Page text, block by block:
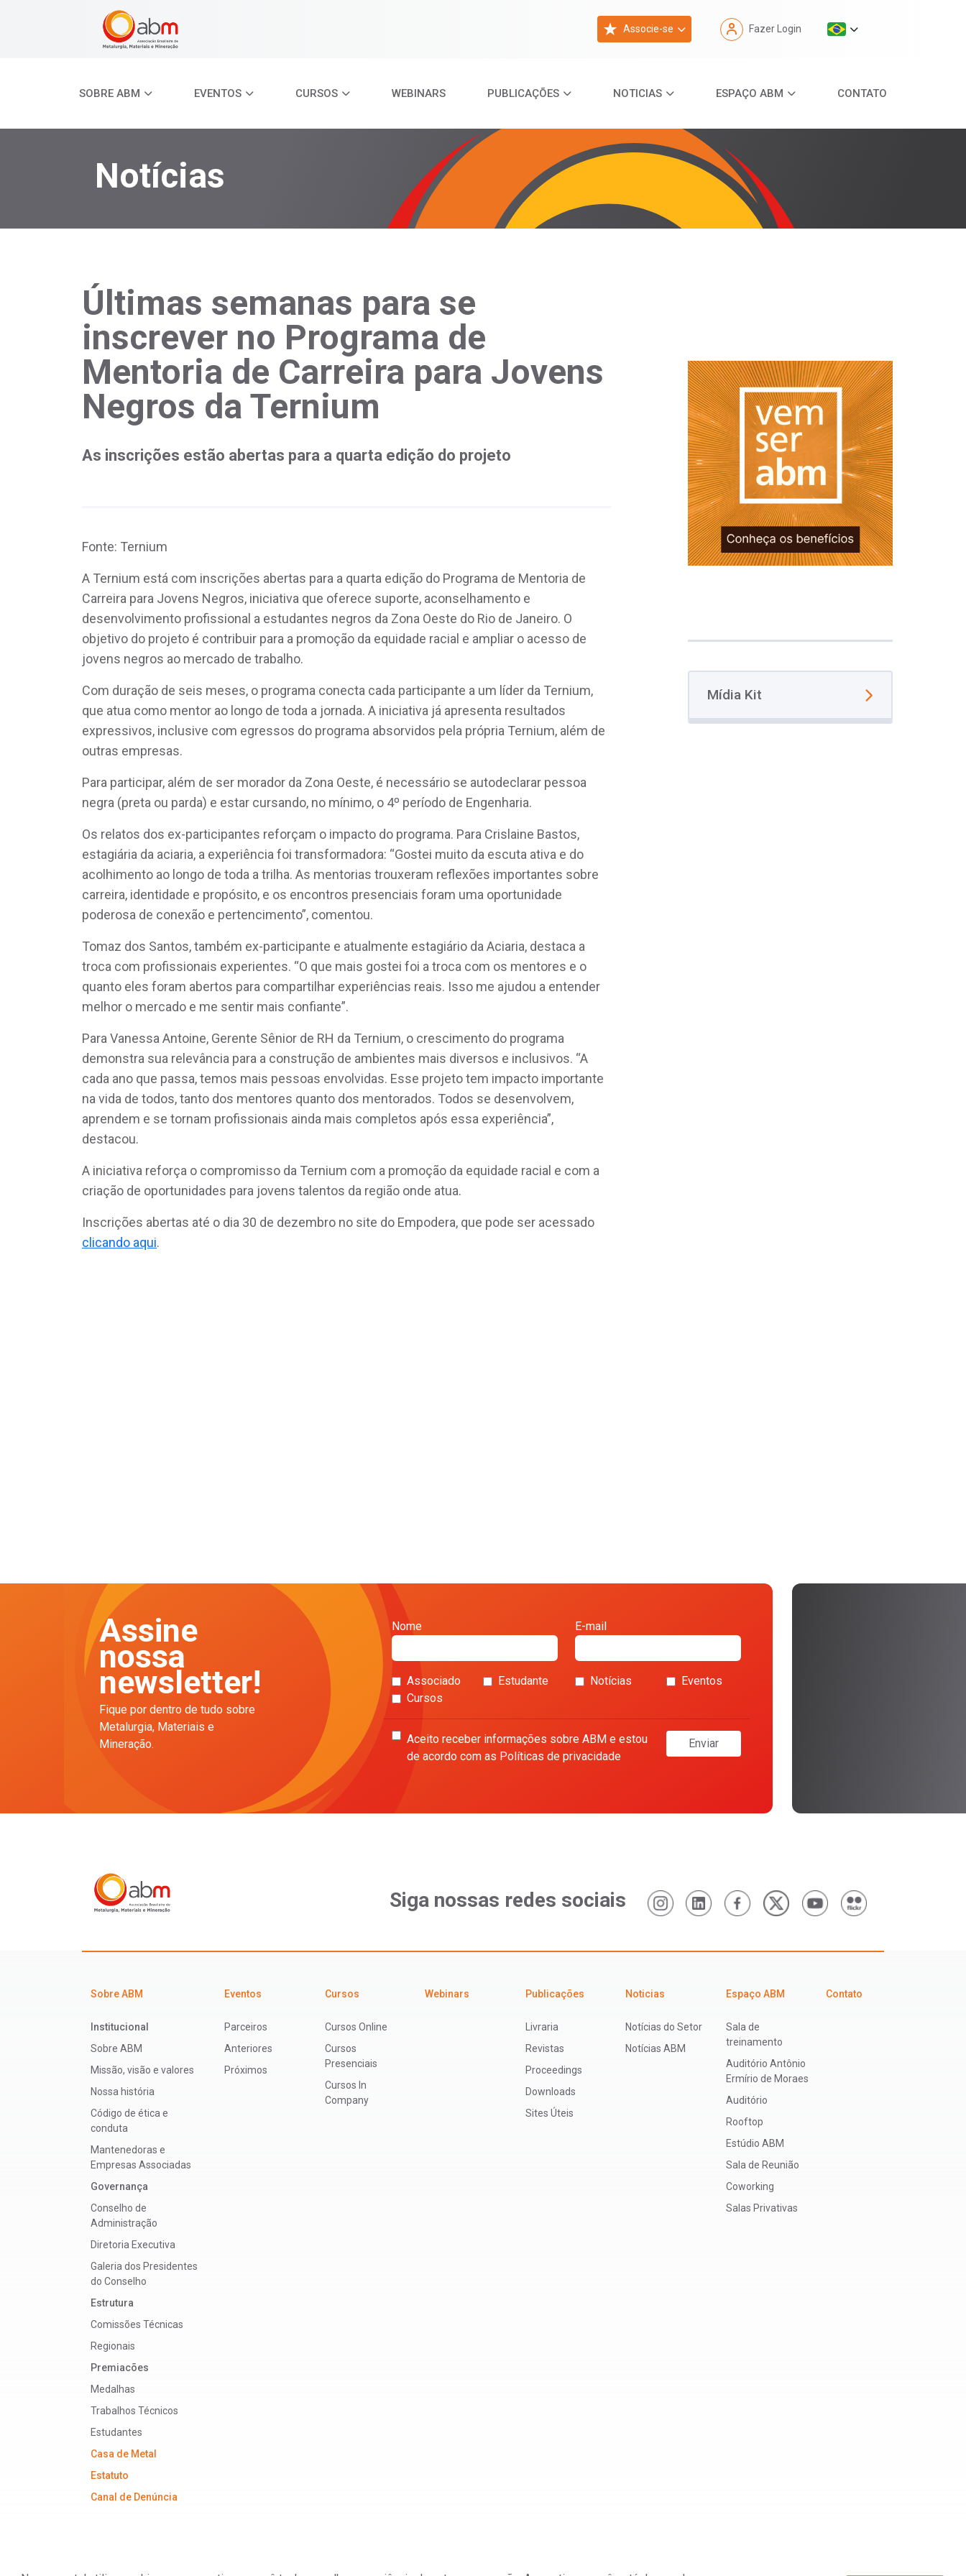
Associe-se Fazer Login
SOBRE ABM EVENTOS CURSOS WEBINARS PUBLICAÇÕES NOTICIAS ESPAÇO ABM CONTATO
Notícias
Últimas semanas para se
inscrever no Programa de
Mentoria de Carreira para Jovens
Negros da Ternium
As inscrições estão abertas para a quarta edição do projeto
Fonte: Ternium
A Ternium está com inscrições abertas para a quarta edição do Programa de Mentoria de
Carreira para Jovens Negros, iniciativa que oferece suporte, aconselhamento e
desenvolvimento profissional a estudantes negros da Zona Oeste do Rio de Janeiro. O
objetivo do projeto é contribuir para a promoção da equidade racial e ampliar o acesso de
jovens negros ao mercado de trabalho.
Com duração de seis meses, o programa conecta cada participante a um líder da Ternium,
que atua como mentor ao longo de toda a jornada. A iniciativa já apresenta resultados
expressivos, inclusive com egressos do programa absorvidos pela própria Ternium, além de
outras empresas.
Para participar, além de ser morador da Zona Oeste, é necessário se autodeclarar pessoa
negra (preta ou parda) e estar cursando, no mínimo, o 4º período de Engenharia.
Os relatos dos ex-participantes reforçam o impacto do programa. Para Crislaine Bastos,
estagiária da aciaria, a experiência foi transformadora: “Gostei muito da escuta ativa e do
acolhimento ao longo de toda a trilha. As mentorias trouxeram reflexões importantes sobre
carreira, identidade e propósito, e os encontros presenciais foram uma oportunidade
poderosa de conexão e pertencimento”, comentou.
Tomaz dos Santos, também ex-participante e atualmente estagiário da Aciaria, destaca a
troca com profissionais experientes. “O que mais gostei foi a troca com os mentores e o
quanto eles foram abertos para compartilhar experiências reais. Isso me ajudou a entender
melhor o mercado e me sentir mais confiante”.
Para Vanessa Antoine, Gerente Sênior de RH da Ternium, o crescimento do programa
demonstra sua relevância para a construção de ambientes mais diversos e inclusivos. “A
cada ano que passa, temos mais pessoas envolvidas. Esse projeto tem impacto importante
na vida de todos, tanto dos mentores quanto dos mentorados. Todos se desenvolvem,
aprendem e se tornam profissionais ainda mais completos após essa experiência”,
destacou.
A iniciativa reforça o compromisso da Ternium com a promoção da equidade racial e com a
criação de oportunidades para jovens talentos da região onde atua.
Inscrições abertas até o dia 30 de dezembro no site do Empodera, que pode ser acessado
clicando aqui.
Mídia Kit
Assine
nossa
newsletter!
Fique por dentro de tudo sobre
Metalurgia, Materiais e
Mineração.
Nome E-mail
Associado Estudante Notícias
Eventos
Cursos
Aceito receber informações sobre ABM e estou
de acordo com as Políticas de privacidade
Enviar
Siga nossas redes sociais
Sobre ABM
Institucional
Sobre ABM
Missão, visão e valores
Nossa história
Código de ética e
conduta
Mantenedoras e
Empresas Associadas
Governança
Conselho de
Administração
Diretoria Executiva
Galeria dos Presidentes
do Conselho
Estrutura
Comissões Técnicas
Regionais
Premiacões
Medalhas
Trabalhos Técnicos
Estudantes
Casa de Metal
Estatuto
Canal de Denúncia
Eventos
Parceiros
Anteriores
Próximos
Cursos
Cursos Online
Cursos
Presenciais
Cursos In
Company
Webinars Publicações
Livraria
Revistas
Proceedings
Downloads
Sites Úteis
Noticias
Notícias do Setor
Notícias ABM
Espaço ABM
Sala de
treinamento
Auditório Antônio
Ermírio de Moraes
Auditório
Rooftop
Estúdio ABM
Sala de Reunião
Coworking
Salas Privativas
Contato